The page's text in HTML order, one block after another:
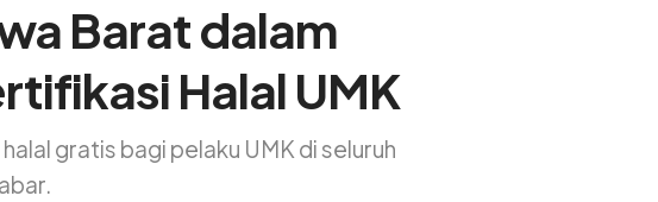
Barat dalam
Halal UMK
gratis bagi pelaku UMK di seluruh